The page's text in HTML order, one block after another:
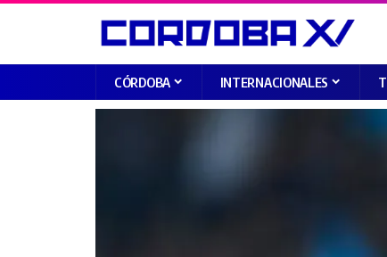
CÓRDOBA INTERNACIONALES